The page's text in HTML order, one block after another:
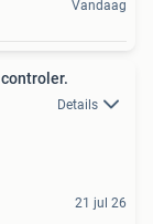
Vandaag
Details
21 jul 26